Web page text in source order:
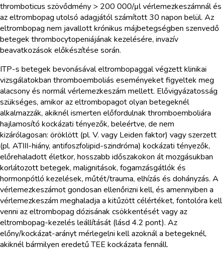
thromboticus szövődmény > 200 000/µl vérlemezkeszámnál és
az eltrombopag utolsó adagjától számított 30 napon belül. Az
eltrombopag nem javallott krónikus májbetegségben szenvedő
betegek thrombocytopeniájának kezelésére, invazív
beavatkozások előkészítése során.
ITP-s betegek bevonásával eltrombopaggal végzett klinikai
vizsgálatokban thromboemboliás eseményeket figyeltek meg
alacsony és normál vérlemezkeszám mellett. Elővigyázatosság
szükséges, amikor az eltrombopagot olyan betegeknél
alkalmazzák, akiknél ismerten előfordulnak thromboemboliára
hajlamosító kockázati tényezők, beleértve, de nem
kizárólagosan: öröklött (pl. V. vagy Leiden faktor) vagy szerzett
(pl. ATIII-hiány, antifoszfolipid-szindróma) kockázati tényezők,
előrehaladott életkor, hosszabb időszakokon át mozgásukban
korlátozott betegek, malignitások, fogamzásgátlók és
hormonpótló kezelések, műtét/trauma, elhízás és dohányzás. A
vérlemezkeszámot gondosan ellenőrizni kell, és amennyiben a
vérlemezkeszám meghaladja a kitűzött célértéket, fontolóra kell
venni az eltrombopag dózisának csökkentését vagy az
eltrombopag-kezelés leállítását (lásd 4.2 pont). Az
előny/kockázat-arányt mérlegelni kell azoknál a betegeknél,
akiknél bármilyen eredetű TEE kockázata fennáll.